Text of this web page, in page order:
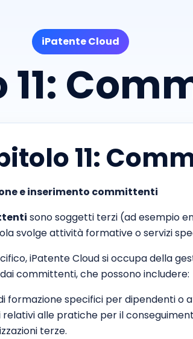
iPatente Cloud
11:
e inserimento committenti
sono soggetti terzi (ad esempio
svolge attività formative o servizi
iPatente Cloud si occupa della
committenti, che possono includere:
formazione specifici per dipendenti o
relativi alle pratiche per il
terze.